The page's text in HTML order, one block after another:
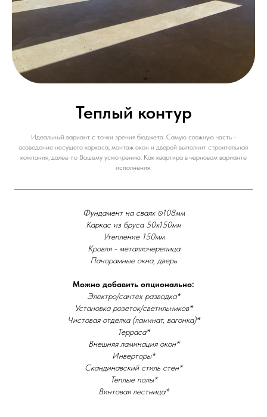
Теплый контур
Идеальный вариант с точки зрения бюджета. Самую сложную часть -
возведение несущего каркаса, монтаж окон и дверей выполнит строительная
компания, далее по Вашему усмотрению. Как квартира в черновом варианте
исполнения.
Фундамент на сваях ⍉108мм
Каркас из бруса 50х150мм
Утепление 150мм
Кровля - металлочерепица
Панорамные окна, дверь
Можно добавить опционально:
Электро/сантех разводка*
Установка розеток/светильников*
Чистовая отделка (ламинат, вагонка)*
Терраса*
Внешняя ламинация окон*
Инверторы*
Скандинавский стиль стен*
Теплые полы*
Винтовая лестница*